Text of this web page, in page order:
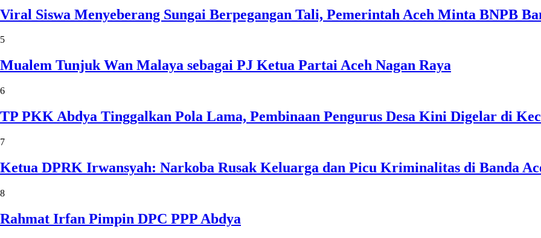
Viral Siswa Menyeberang Sungai Berpegangan Tali, Pemerintah Aceh Minta BNPB
5
Mualem Tunjuk Wan Malaya sebagai PJ Ketua Partai Aceh Nagan Raya
6
TP PKK Abdya Tinggalkan Pola Lama, Pembinaan Pengurus Desa Kini Digelar di
7
Ketua DPRK Irwansyah: Narkoba Rusak Keluarga dan Picu Kriminalitas di Banda
8
Rahmat Irfan Pimpin DPC PPP Abdya